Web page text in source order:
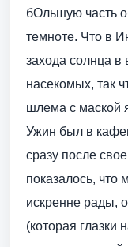
бОльшую часть
темноте. Что в
захода солнца в
насекомых, так
шлема с маской
Ужин был в
сразу после
показалось,
искренне рады,
(которая глазки